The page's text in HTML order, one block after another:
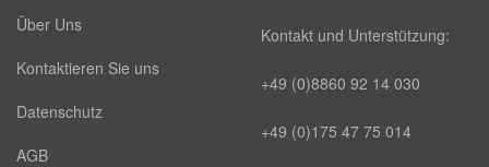
Über Uns
Kontaktieren Sie uns
Datenschutz
AGB
Kontakt und Unterstützung:
+49 (0)8860 92 14 030
+49 (0)175 47 75 014